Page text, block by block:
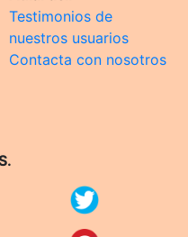
Testimonios de
nuestros usuarios
Contacta con nosotros